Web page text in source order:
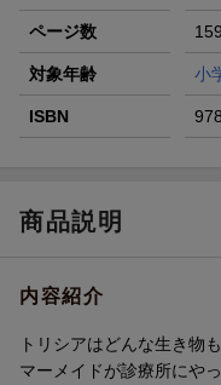
ページ数
対象年齢 小
ISBN
商品説明
内容紹介
トリシアはどんな生き物
マーメイドが診療所にや